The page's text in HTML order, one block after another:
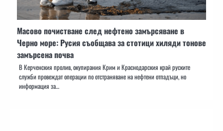
Масово почистване след нефтено замърсяване в
Черно море: Русия съобщава за стотици хиляди тонове
замърсена почва
В Керченския пролив, окупирания Крим и Краснодарския край руските
служби провеждат операции по отстраняване на нефтени отпадъци, но
информация за…